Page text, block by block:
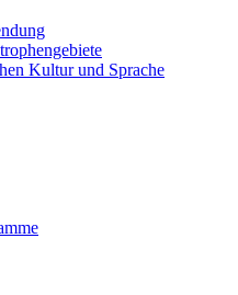
Kultur und Sprache